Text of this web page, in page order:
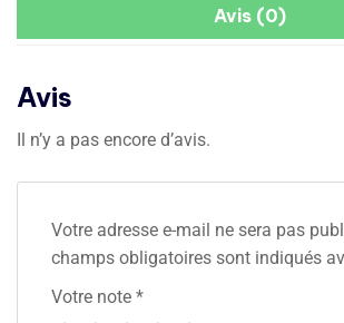
Avis (0)
Avis
Il n’y a pas encore d’avis.
Votre adresse e-mail ne sera pas
champs obligatoires sont indiqués
Votre note *